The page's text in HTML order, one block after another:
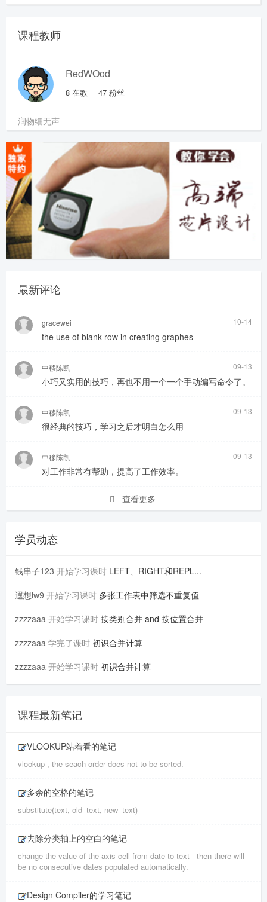
课程教师
RedWOod
8 在教 47 粉丝
润物细无声
最新评论
gracewei 10-14
the use of blank row in creating graphes
中移陈凯 09-13
小巧又实用的技巧，再也不用一个一个手动编写命令了。
中移陈凯 09-13
很经典的技巧，学习之后才明白怎么用
中移陈凯 09-13
对工作非常有帮助，提高了工作效率。
查看更多
学员动态
钱串子123 开始学习课时 LEFT、RIGHT和REPL...
遐想lw9 开始学习课时 多张工作表中筛选不重复值
zzzzaaa 开始学习课时 按类别合并 and 按位置合并
zzzzaaa 学完了课时 初识合并计算
zzzzaaa 开始学习课时 初识合并计算
课程最新笔记
VLOOKUP站着看的笔记
vlookup , the seach order does not to be sorted.
多余的空格的笔记
substitute(text, old_text, new_text)
去除分类轴上的空白的笔记
change the value of the axis cell from date to text - then there will
be no consecutive dates populated automatically.
Design Compiler的学习笔记